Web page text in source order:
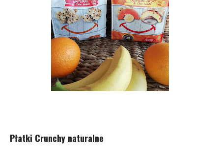
Płatki Crunchy naturalne